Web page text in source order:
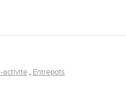
activite Entrepots